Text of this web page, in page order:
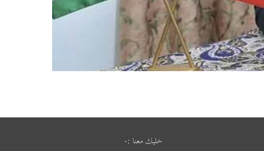
خليك معنا :-